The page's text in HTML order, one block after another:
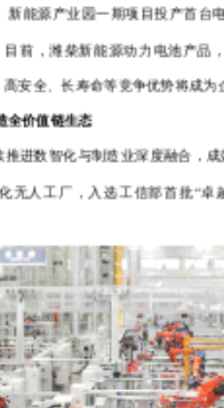
新能源产业园一期项目投产首台
目前，潍柴新能源动力电池产品
安全、长寿命等竞争优势将成
全价值链生态
推进数智化与制造业深度融合，
无人工厂，入选工信部首批“